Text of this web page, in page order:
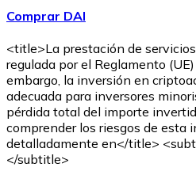
Añade fondos a tu cuenta
Comprar con Transferencia
Tarjeta de crédito / débito
Utiliza tarjetas Visa y
Comprar con tarjeta
Tienda - Tarjetas regalo
Comprar DAI
<title>La prestación de
regulada por el Reglamento
embargo, la inversión en
adecuada para inversores
pérdida total del importe
comprender los riesgos de esta
detalladamente en</title>
</subtitle>